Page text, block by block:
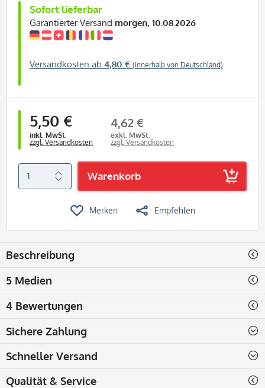
Sofort lieferbar
Garantierter Versand morgen, 10.08.2026
Versandkosten ab 4,80 € (innerhalb von Deutschland)
5,50 €
inkl. MwSt.
zzgl. Versandkosten
4,62 €
exkl. MwSt.
zzgl. Versandkosten
Warenkorb
Merken Empfehlen
Beschreibung
5 Medien
4 Bewertungen
Sichere Zahlung
Schneller Versand
Qualität & Service